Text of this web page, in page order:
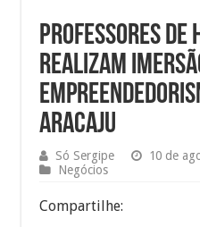
Professores de
realizam
Aracaju
Só Sergipe
10 de
Negócios
Compartilhe: